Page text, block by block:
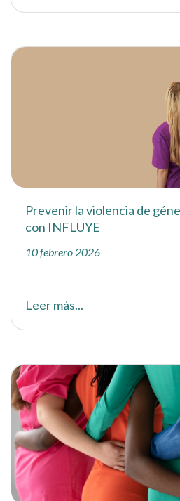
Prevenir la violencia de
con INFLUYE
10 febrero 2026
Leer más...